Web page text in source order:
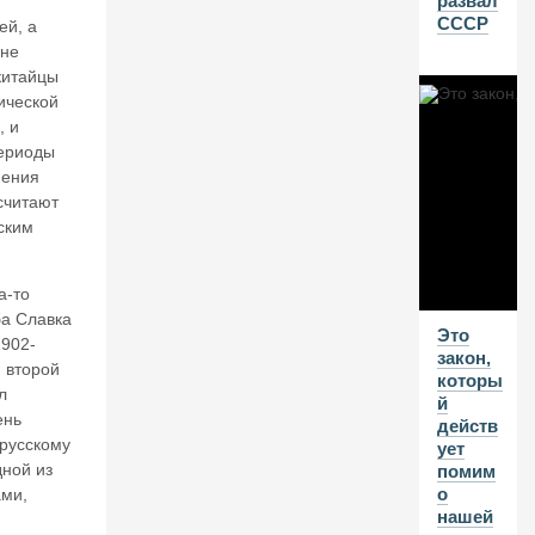
В
20
В
А
л
К
та
о
в.
а
и
то
Славка
второй
из
СССР
Это
закон,
которы
й
действ
ует
помим
о
нашей